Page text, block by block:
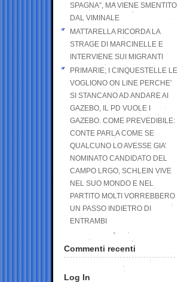
SPAGNA”, MA VIENE SMENTITO
DAL VIMINALE
MATTARELLA RICORDA LA
STRAGE DI MARCINELLE E
INTERVIENE SUI MIGRANTI
PRIMARIE; I CINQUESTELLE LE
VOGLIONO ON LINE PERCHE’
SI STANCANO AD ANDARE AI
GAZEBO, IL PD VUOLE I
GAZEBO. COME PREVEDIBILE:
CONTE PARLA COME SE
QUALCUNO LO AVESSE GIA’
NOMINATO CANDIDATO DEL
CAMPO LRGO, SCHLEIN VIVE
NEL SUO MONDO E NEL
PARTITO MOLTI VORREBBERO
UN PASSO INDIETRO DI
ENTRAMBI
Commenti recenti
Log In